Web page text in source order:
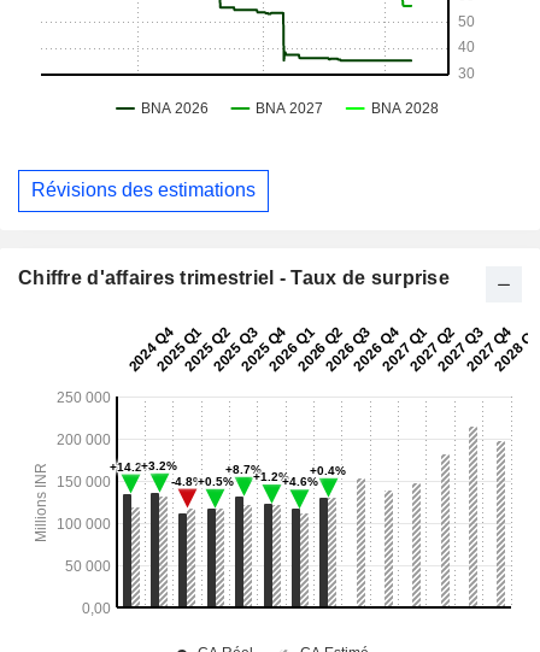
Révisions des estimations
Chiffre d'affaires trimestriel - Taux de surprise